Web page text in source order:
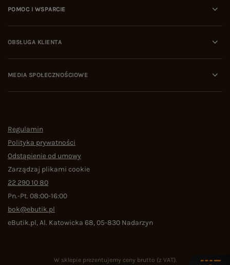
POMOC I WSPARCIE
OBSŁUGA KLIENTA
MEDIA SPOŁECZNOŚCIOWE
Regulamin
Polityka prywatności
Odstąpienie od umowy
Zarządzaj plikami cookie
22 290 10 80
Pn.-Pt. 08:00-16:00
bok@ebutik.pl
eButik.pl,Al. Katowicka 68,05-830 Nadarzyn
W sklepie prezentujemy ceny brutto (z VAT).